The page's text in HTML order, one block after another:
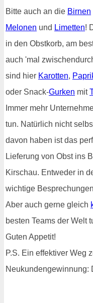
Bitte auch an die Birnen
Melonen und Limetten!
in den Obstkorb, am
auch 'mal
sind hier Karotten,
oder Snack-Gurken mit
Immer mehr
tun. Natürlich nicht
davon haben ist das
Lieferung von Obst ins
Kirschau. Entweder in
wichtige
Aber auch gerne gleich
besten Teams der Welt
Guten Appetit!
P.S. Ein effektiver Weg
Neukundengewinnung: